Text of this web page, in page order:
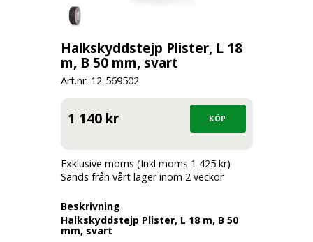
Halkskyddstejp Plister, L 18
m, B 50 mm, svart
Art.nr: 12-569502
1 140 kr
Exklusive moms (Inkl moms 1 425 kr)
Sänds från vårt lager inom 2 veckor
Beskrivning
Halkskyddstejp Plister, L 18 m, B 50
mm, svart